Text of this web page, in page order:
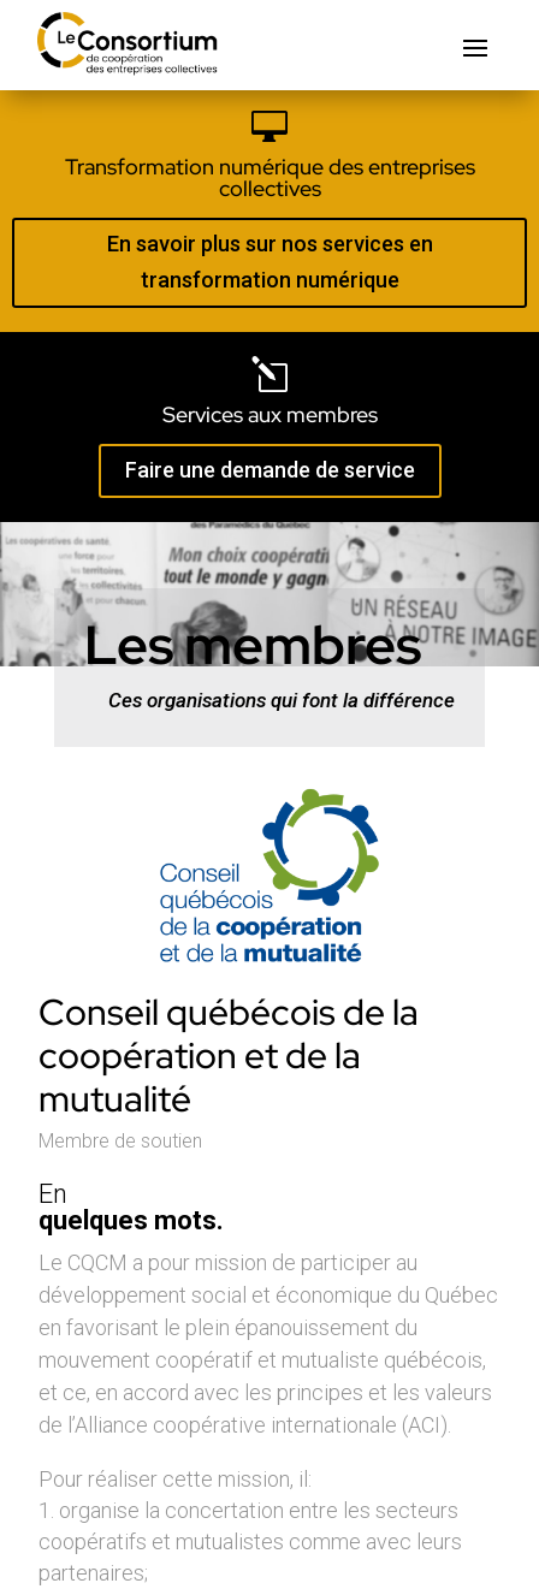

Transformation numérique des entreprises
collectives
En savoir plus sur nos services en
transformation numérique
l
Services aux membres
Faire une demande de service
Les membres
Ces organisations qui font la différence
Conseil québécois de la
coopération et de la
mutualité
Membre de soutien
En
quelques mots.
Le CQCM a pour mission de participer au
développement social et économique du Québec
en favorisant le plein épanouissement du
mouvement coopératif et mutualiste québécois,
et ce, en accord avec les principes et les valeurs
de l’Alliance coopérative internationale (ACI).
Pour réaliser cette mission, il:
organise la concertation entre les secteurs
coopératifs et mutualistes comme avec leurs
partenaires;